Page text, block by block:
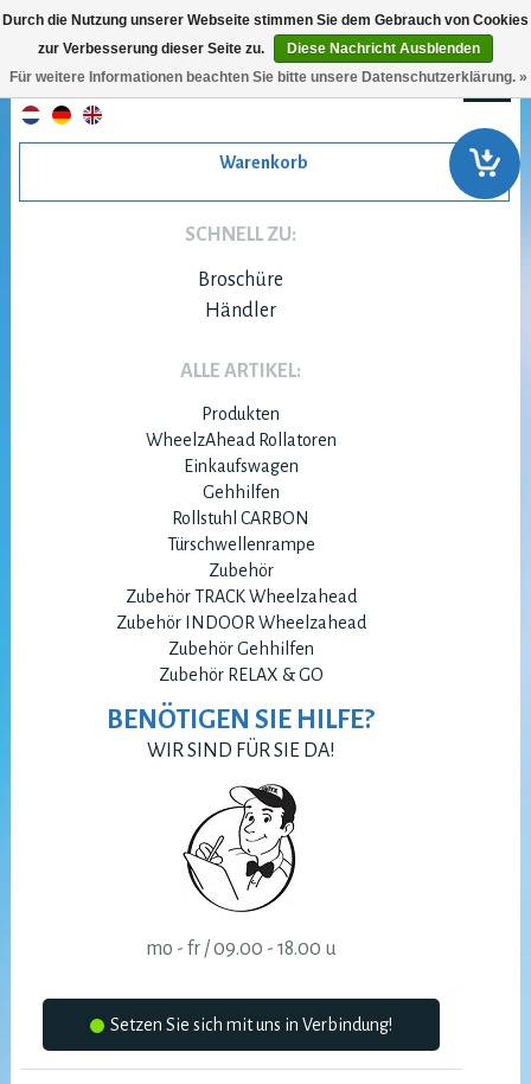
Warenkorb
SCHNELL ZU:
Broschüre
Händler
ALLE ARTIKEL:
Produkten
WheelzAhead Rollatoren
Einkaufswagen
Gehhilfen
Rollstuhl CARBON
Türschwellenrampe
Zubehör
Zubehör TRACK Wheelzahead
Zubehör INDOOR Wheelzahead
Zubehör Gehhilfen
Zubehör RELAX & GO
BENÖTIGEN SIE HILFE?
WIR SIND FÜR SIE DA!
mo - fr / 09.00 - 18.00 u
Setzen Sie sich mit uns in Verbindung!
Durch die Nutzung unserer Webseite stimmen Sie dem Gebrauch von Cookies
zur Verbesserung dieser Seite zu.
Diese Nachricht Ausblenden
Für weitere Informationen beachten Sie bitte unsere Datenschutzerklärung. »